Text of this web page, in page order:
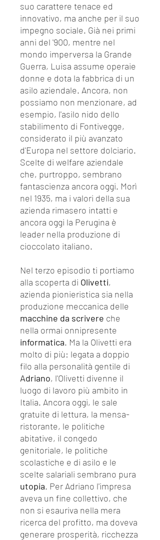
suo carattere tenace ed
innovativo, ma anche per il suo
impegno sociale. Già nei primi
anni del '900, mentre nel
mondo imperversa la Grande
Guerra, Luisa assume operaie
donne e dota la fabbrica di un
asilo aziendale. Ancora, non
possiamo non menzionare, ad
esempio, l'asilo nido dello
stabilimento di Fontivegge,
considerato il più avanzato
d'Europa nel settore dolciario.
Scelte di welfare aziendale
che, purtroppo, sembrano
fantascienza ancora oggi. Morì
nel 1935, ma i valori della sua
azienda rimasero intatti e
ancora oggi la Perugina è
leader nella produzione di
cioccolato italiano.
Nel terzo episodio ti portiamo
alla scoperta di Olivetti,
azienda pionieristica sia nella
produzione meccanica delle
macchine da scrivere che
nella ormai onnipresente
informatica. Ma la Olivetti era
molto di più: legata a doppio
filo alla personalità gentile di
Adriano, l'Olivetti divenne il
luogo di lavoro più ambito in
Italia. Ancora oggi, le sale
gratuite di lettura, la mensa-
ristorante, le politiche
abitative, il congedo
genitoriale, le politiche
scolastiche e di asilo e le
scelte salariali sembrano pura
utopia. Per Adriano l'impresa
aveva un fine collettivo, che
non si esauriva nella mera
ricerca del profitto, ma doveva
generare prosperità, ricchezza